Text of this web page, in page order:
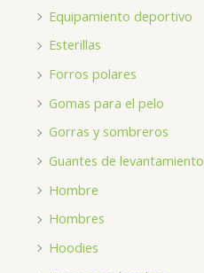
Equipamiento deportivo
Esterillas
Forros polares
Gomas para el pelo
Gorras y sombreros
Guantes de levantamiento
Hombre
Hombres
Hoodies